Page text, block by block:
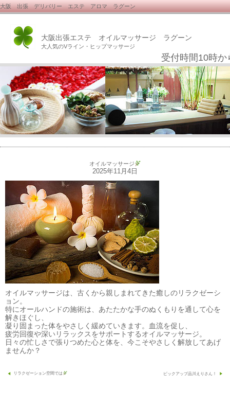
大阪 出張 デリバリー エステ アロマ ラグーン
大阪出張エステ オイルマッサージ ラグーン
大人気のVライン・ヒップマッサージ
受付時間10時
オイルマッサージ
2025年11月4日
オイルマッサージは、古くから親しまれてきた癒しのリラクゼーシ
ョン。
特にオールハンドの施術は、あたたかな手のぬくもりを通して心を
解きほぐし、
凝り固まった体をやさしく緩めていきます。血流を促し、
疲労回復や深いリラックスをサポートするオイルマッサージ。
日々の忙しさで張りつめた心と体を、今こそやさしく解放してあげ
ませんか？
投リラクゼーション空間では ピックアップ品川えりさん！